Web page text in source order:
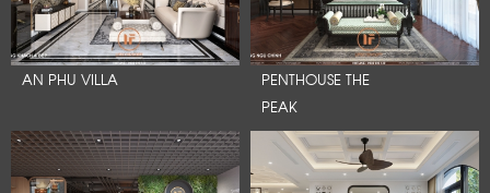
AN PHU VILLA
PENTHOUSE THE
PEAK